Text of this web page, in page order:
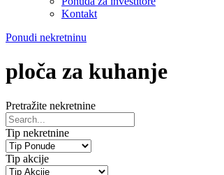
Kontakt
Ponudi nekretninu
ploča za kuhanje
Pretražite nekretnine
Tip nekretnine
Tip akcije